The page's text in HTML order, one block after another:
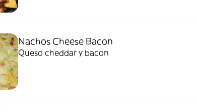
Nachos Cheese Bacon
Queso cheddar y bacon